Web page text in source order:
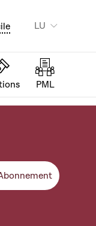
LU
PML
Abonnement